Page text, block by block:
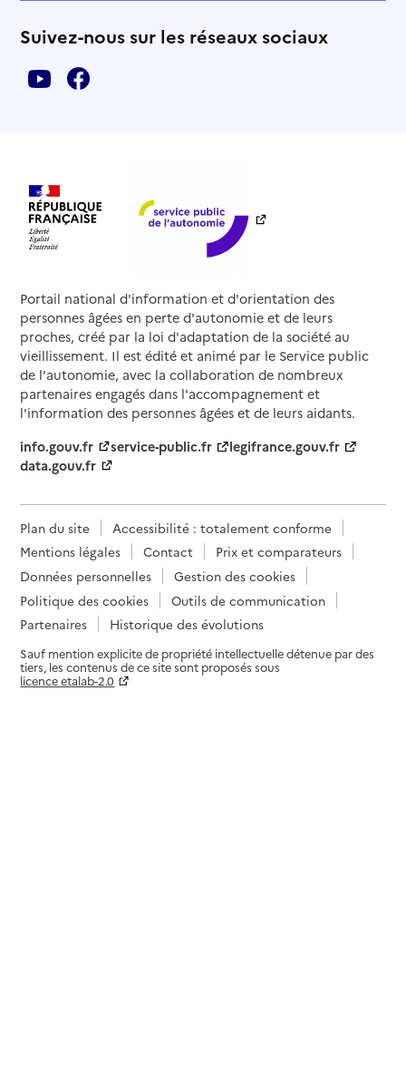
Suivez-nous sur les réseaux sociaux
Portail national d'information et d'orientation des
personnes âgées en perte d'autonomie et de leurs
proches, créé par la loi d'adaptation de la société au
vieillissement. Il est édité et animé par le Service public
de l'autonomie, avec la collaboration de nombreux
partenaires engagés dans l'accompagnement et
l'information des personnes âgées et de leurs aidants.
info.gouv.fr
service-public.fr
legifrance.gouv.fr
data.gouv.fr
Plan du site
Accessibilité : totalement conforme
Mentions légales
Contact
Prix et comparateurs
Données personnelles
Gestion des cookies
Politique des cookies
Outils de communication
Partenaires
Historique des évolutions
Sauf mention explicite de propriété intellectuelle détenue par des
tiers, les contenus de ce site sont proposés sous
licence etalab-2.0